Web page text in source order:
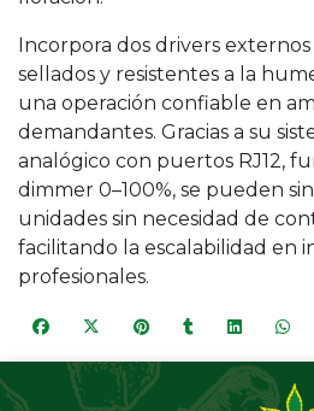
Incorpora dos drivers
sellados y resistentes a la
una operación confiable en
demandantes. Gracias a su
analógico con puertos RJ12,
dimmer 0–100%, se pueden
unidades sin necesidad de
facilitando la escalabilidad en
profesionales.